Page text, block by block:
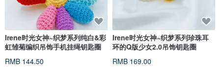
Irene时光女神~织梦系列纯白&彩
虹雏菊编织吊饰手机挂绳钥匙圈
RMB 144.50
Irene时光女神~织梦系列珍珠耳
环的Q版少女2.0吊饰钥匙圈
RMB 169.00